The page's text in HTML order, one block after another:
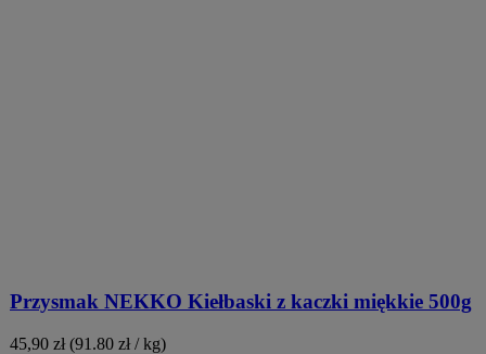
Przysmak NEKKO Kiełbaski z kaczki miękkie 500g
45,90 zł (91.80 zł / kg)